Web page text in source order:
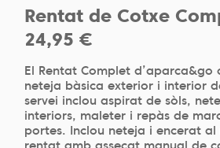
Rentat de Cotxe
24,95 €
El Rentat Complet d’aparca&go
neteja bàsica exterior i interior
servei inclou aspirat de sòls,
interiors, maleter i repàs de
portes. Inclou neteja i encerat